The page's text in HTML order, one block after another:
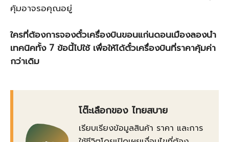
คุ้มอาจรอคุณอยู่
ใครที่ต้องการจองตั๋วเครื่องบินขอนแก่นดอนเมืองลองนำ
เทคนิคทั้ง 7 ข้อนี้ไปใช้ เพื่อให้ได้ตั๋วเครื่องบินที่ราคาคุ้มค่า
กว่าเดิม
โต๊ะเลือกของ ไทยสบาย
เรียบเรียงข้อมูลสินค้า ราคา และการ